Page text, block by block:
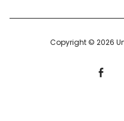
Copyright © 2026